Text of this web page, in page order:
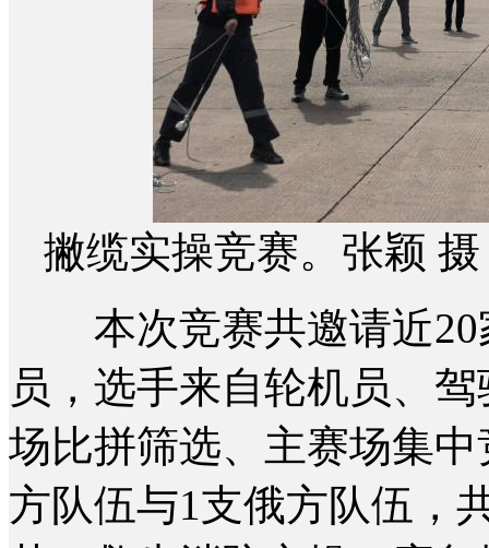
撇缆实操竞赛。张颖 摄
本次竞赛共邀请近20
员，选手来自轮机员、
场比拼筛选、主赛场集
方队伍与1支俄方队伍，